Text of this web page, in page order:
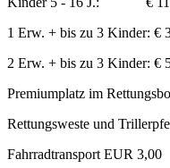
1 Erw. + bis zu 3 Kinder: €
2 Erw. + bis zu 3 Kinder: €
Premiumplatz im
Rettungsweste und
Fahrradtransport EUR 3,00